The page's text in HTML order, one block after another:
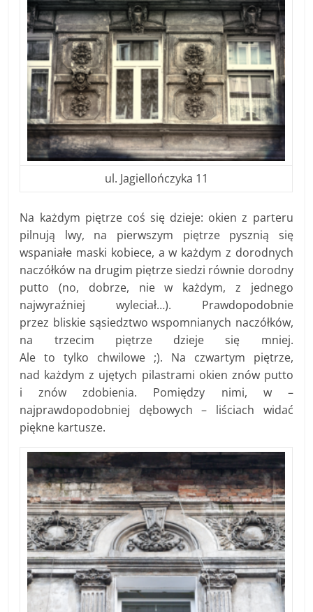
ul. Jagiellończyka 11
Na każdym piętrze coś się dzieje: okien z parteru
pilnują lwy, na pierwszym piętrze pysznią się
wspaniałe maski kobiece, a w każdym z dorodnych
naczółków na drugim piętrze siedzi równie dorodny
putto (no, dobrze, nie w każdym, z jednego
najwyraźniej wyleciał…). Prawdopodobnie
przez bliskie sąsiedztwo wspomnianych naczółków,
na trzecim piętrze dzieje się mniej.
Ale to tylko chwilowe ;). Na czwartym piętrze,
nad każdym z ujętych pilastrami okien znów putto
i znów zdobienia. Pomiędzy nimi, w –
najprawdopodobniej dębowych – liściach widać
piękne kartusze.